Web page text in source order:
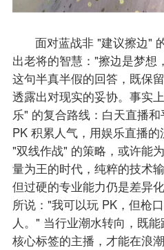
面对蓝战非 "建议擦边"
出老将的智慧："擦边是梦想
这句半真半假的回答，既保
透露出对现实的妥协。事实
乐" 的复合路线：白天直播
PK 积累人气，用娱乐直播
"双线作战" 的策略，或许能
量为王的时代，纯粹的技术
但过硬的专业能力仍是差异
所说："我可以玩 PK，但枪
人。" 当行业潮水转向，既
核心标签的主播，才能在浪潮